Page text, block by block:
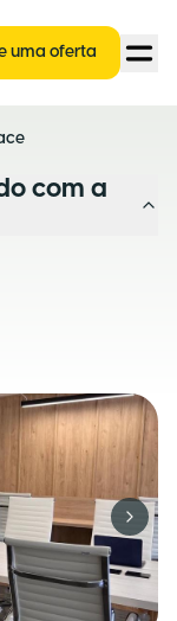
uma oferta
com a
Next